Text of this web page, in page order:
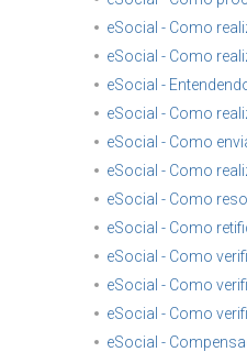
eSocial - Como
eSocial - Como
eSocial -
eSocial - Como
eSocial - Como
eSocial - Como
eSocial - Como
eSocial - Como
eSocial - Como
eSocial - Como
eSocial - Como
eSocial -